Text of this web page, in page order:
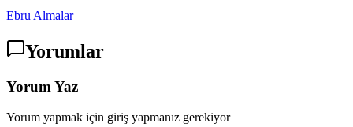
Ebru Almalar
Yorumlar
Yorum Yaz
Yorum yapmak için giriş yapmanız gerekiyor